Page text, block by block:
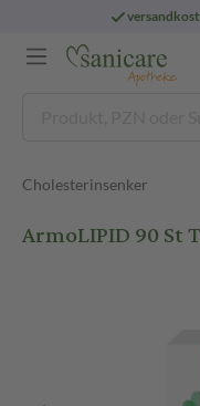
Cholesterinsenker
ArmoLIPID 90 St